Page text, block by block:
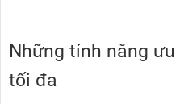
Những tính năng
tối đa